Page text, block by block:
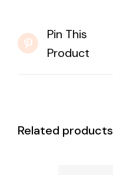
Pin This
Product
Related products